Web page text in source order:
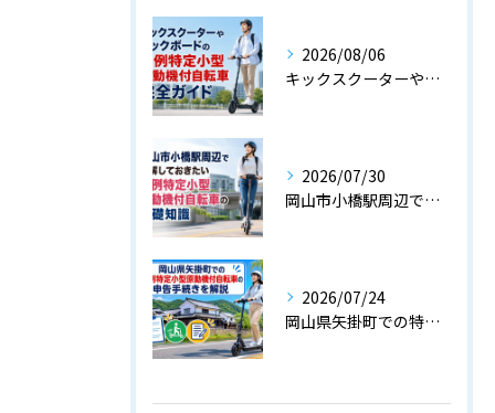
2026/08/06
キックスクーターやキックボードの特例特定小型原動機付自転車完全ガイド
2026/07/30
岡山市小橋駅周辺で理解しておきたい特例特定小型原動機付自転車の基礎知識
2026/07/24
岡山県矢掛町での特例特定小型原動機付自転車の申告手続きを解説